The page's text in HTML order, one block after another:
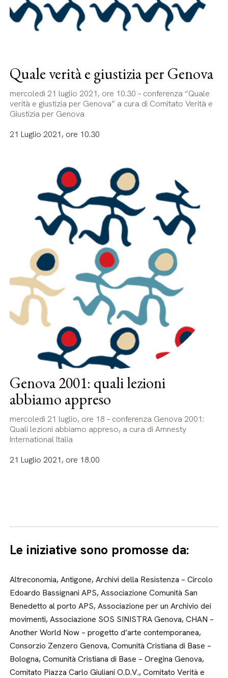
Quale verità e giustizia per Genova
mercoledì 21 luglio 2021, ore 10.30 – conferenza “Quale
verità e giustizia per Genova” a cura di Comitato Verità e
Giustizia per Genova
21 Luglio 2021, ore 10.30
Genova 2001: quali lezioni
abbiamo appreso
mercoledì 21 luglio, ore 18 – conferenza Genova 2001:
Quali lezioni abbiamo appreso, a cura di Amnesty
International Italia
21 Luglio 2021, ore 18.00
Le iniziative sono promosse da:
Altreconomia, Antigone, Archivi della Resistenza – Circolo
Edoardo Bassignani APS, Associazione Comunità San
Benedetto al porto APS, Associazione per un Archivio dei
movimenti, Associazione SOS SINISTRA Genova, CHAN –
Another World Now – progetto d’arte contemporanea,
Consorzio Zenzero Genova, Comunità Cristiana di Base –
Bologna, Comunità Cristiana di Base – Oregina Genova,
Comitato Piazza Carlo Giuliani O.D.V., Comitato Verità e